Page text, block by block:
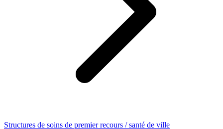
Structures de soins de premier recours / santé de ville